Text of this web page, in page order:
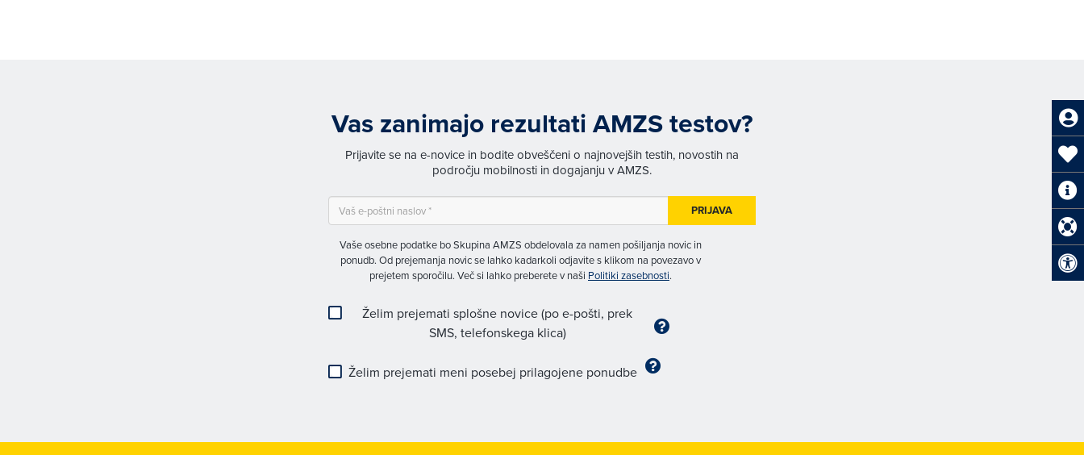
Vas zanimajo rezultati AMZS testov?
Prijavite se na e-novice in bodite obveščeni o najnovejših testih, novostih na
področju mobilnosti in dogajanju v AMZS.
Vaše osebne podatke bo Skupina AMZS obdelovala za namen pošiljanja novic in
ponudb. Od prejemanja novic se lahko kadarkoli odjavite s klikom na povezavo v
prejetem sporočilu. Več si lahko preberete v naši Politiki zasebnosti.
Želim prejemati splošne novice (po e-pošti, prek
SMS, telefonskega klica)
Želim prejemati meni posebej prilagojene ponudbe
PRIJAVA